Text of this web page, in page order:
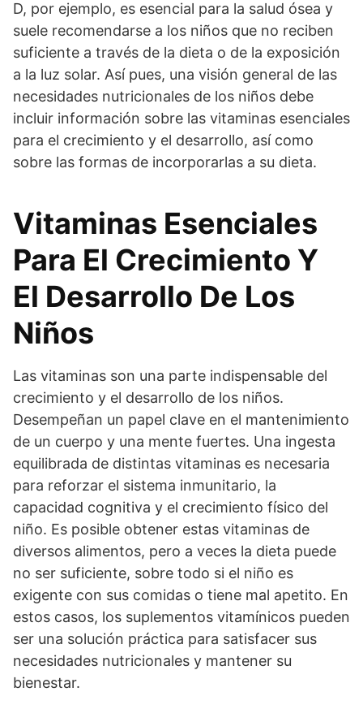
D, por ejemplo, es esencial para la salud ósea y
suele recomendarse a los niños que no reciben
suficiente a través de la dieta o de la exposición
a la luz solar. Así pues, una visión general de las
necesidades nutricionales de los niños debe
incluir información sobre las vitaminas esenciales
para el crecimiento y el desarrollo, así como
sobre las formas de incorporarlas a su dieta.
Vitaminas Esenciales
Para El Crecimiento Y
El Desarrollo De Los
Niños
Las vitaminas son una parte indispensable del
crecimiento y el desarrollo de los niños.
Desempeñan un papel clave en el mantenimiento
de un cuerpo y una mente fuertes. Una ingesta
equilibrada de distintas vitaminas es necesaria
para reforzar el sistema inmunitario, la
capacidad cognitiva y el crecimiento físico del
niño. Es posible obtener estas vitaminas de
diversos alimentos, pero a veces la dieta puede
no ser suficiente, sobre todo si el niño es
exigente con sus comidas o tiene mal apetito. En
estos casos, los suplementos vitamínicos pueden
ser una solución práctica para satisfacer sus
necesidades nutricionales y mantener su
bienestar.